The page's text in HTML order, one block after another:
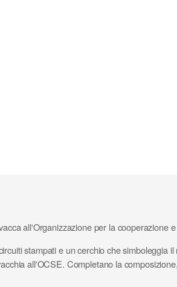
all'Organizzazione per la cooperazione
stampati e un cerchio che simboleggia
all'OCSE. Completano la